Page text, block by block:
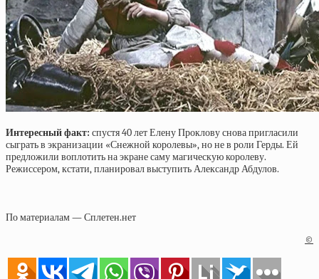
Интересный факт: спустя 40 лет Елену Проклову снова пригласили
сыграть в экранизации «Снежной королевы», но не в роли Герды. Ей
предложили воплотить на экране саму магическую королеву.
Режиссером, кстати, планировал выступить Александр Абдулов.
По материалам — Сплетен.нет
©